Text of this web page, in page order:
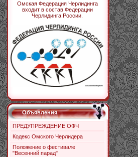
Омская Федерация Черлидинга
входит в состав Федерации
Черлидинга России.
Объявления
ПРЕДУПРЕЖДЕНИЕ ОФЧ
Кодекс Омского Черлидера
Положение о фестивале
"Весенний парад"